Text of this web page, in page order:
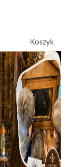
Koszyk